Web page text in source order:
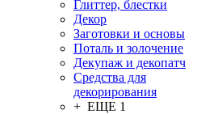
Глиттер, блестки
Декор
Заготовки и основы
Поталь и золочение
Декупаж и декопатч
Средства для
декорирования
+ ЕЩЕ 1